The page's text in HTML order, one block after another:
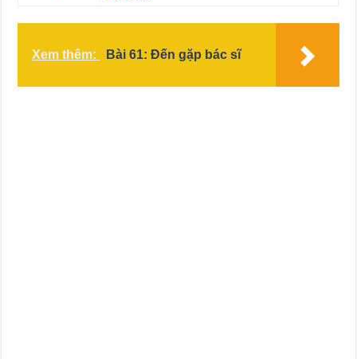
Xem thêm: Bài 61: Đến gặp bác sĩ